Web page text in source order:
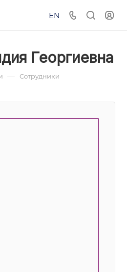
EN
Георгиевна
— Сотрудники